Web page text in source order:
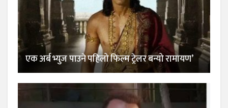
एक अर्ब भ्युज पाउने पहिलो फिल्म ट्रेलर बन्यो रामायण’